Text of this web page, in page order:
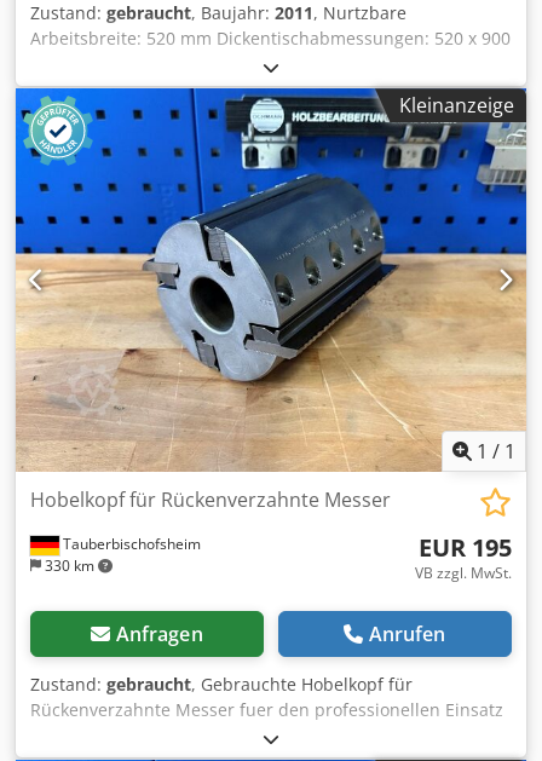
Zustand: gebraucht, Baujahr: 2011, Nurtzbare
Arbeitsbreite: 520 mm Dickentischabmessungen: 520 x 900
mm Max. Arbeitshöhe: 300 mm Min. Arbeitshöhe: 3,5 mm
Min. Werkstücklänge: 220 mm Max. Spanabnahme: 8 mm
Messerwelle DM (Messeranzahl): 120 mm (4Stück)
Messerwelle Drehzahl: 4500 U/min.
Vorschubgeschwindigkeit: 5-8-12-18 m/min. Motorleistung:
7 kW Absaughaubendurchmesser: 150 mm
Absaugvolumen: 1300 m³/h Gewicht: ca. 680 kg Maße: 1150
x 1100 x 1250 mm Lagerort: Garbsen Dsdpfxozimbdj Ah
Njwa
Kleinanzeige
1 / 1
Tauberbischofsheim
330 km
Hobelkopf für Rückenverzahnte Messer
EUR 195
VB zzgl. MwSt.
Anfragen Anrufen
Zustand: gebraucht, Gebrauchte Hobelkopf für
Rückenverzahnte Messer fuer den professionellen Einsatz
in der Holzbearbeitung. Diese Hobelkopf für